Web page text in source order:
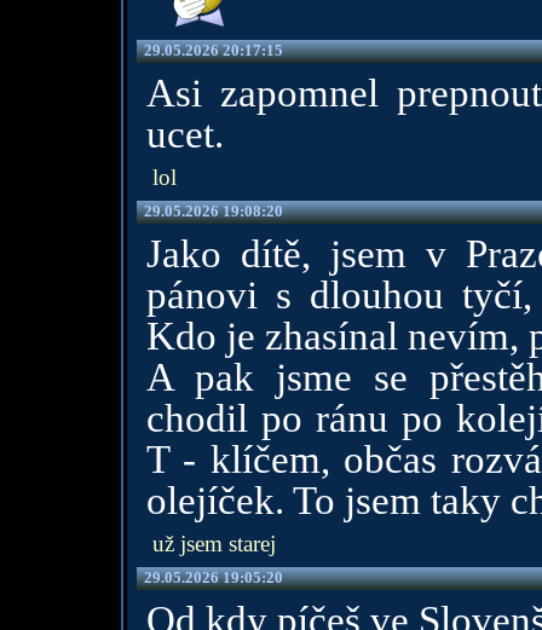
29.05.2026 20:17:15
Asi zapomnel
ucet.
lol
29.05.2026 19:08:20
Jako dítě, jsem v
pánovi s dlouhou
Kdo je zhasínal nevím,
A pak jsme se
chodil po ránu po
T - klíčem, občas
olejíček. To jsem taky
už jsem starej
29.05.2026 19:05:20
Od kdy píčeš ve